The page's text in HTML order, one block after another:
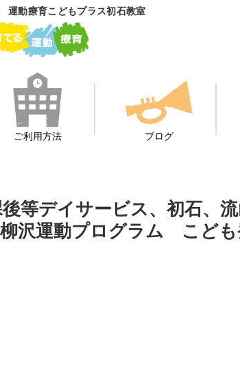
運動療育こどもプラス初石教室
ご利用方法 ブログ
等デイサービス、初石、流
沢運動プログラム こども